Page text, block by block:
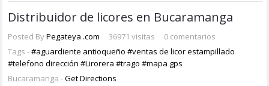
Distribuidor de licores en Bucaramanga
Posted ByPegateya .com 36971 visitas
0 comentarios
Tags -#aguardiente antioqueño #ventas de licor estampillado
#telefono dirección #Lirorera #trago #mapa gps
Bucaramanga -Get Directions